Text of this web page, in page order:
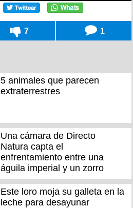
7 1
5 animales que parecen
extraterrestres
Una cámara de Directo
Natura capta el
enfrentamiento entre una
águila imperial y un zorro
Este loro moja su galleta en la
leche para desayunar